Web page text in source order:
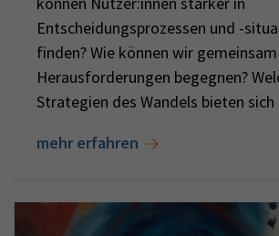
Entscheidungsprozessen und -
finden? Wie können wir
Herausforderungen begegnen?
Strategien des Wandels bieten sich
mehr erfahren